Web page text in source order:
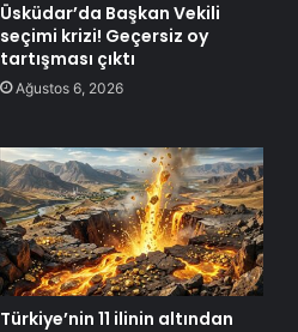
Üsküdar’da Başkan Vekili
seçimi krizi! Geçersiz oy
tartışması çıktı
Ağustos 6, 2026
Türkiye’nin 11 ilinin altından